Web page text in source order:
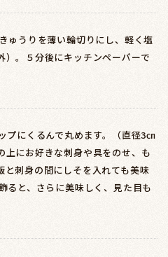
ゅうりを薄い輪切りにし、軽く塩
）。５分後にキッチンペーパーで
プにくるんで丸めます。（直径3㎝
上にお好きな刺身や具をのせ、も
と刺身の間にしそを入れても美味
ると、さらに美味しく、見た目も